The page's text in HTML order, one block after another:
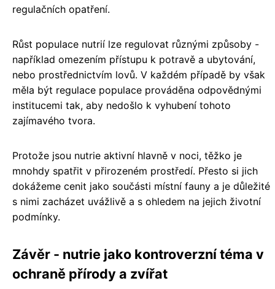
regulačních opatření.
Růst populace nutrií lze regulovat různými způsoby -
například omezením přístupu k potravě a ubytování,
nebo prostřednictvím lovů. V každém případě by však
měla být regulace populace prováděna odpovědnými
institucemi tak, aby nedošlo k vyhubení tohoto
zajímavého tvora.
Protože jsou nutrie aktivní hlavně v noci, těžko je
mnohdy spatřit v přirozeném prostředí. Přesto si jich
dokážeme cenit jako součásti místní fauny a je důležité
s nimi zacházet uvážlivě a s ohledem na jejich životní
podmínky.
Závěr - nutrie jako kontroverzní téma v
ochraně přírody a zvířat